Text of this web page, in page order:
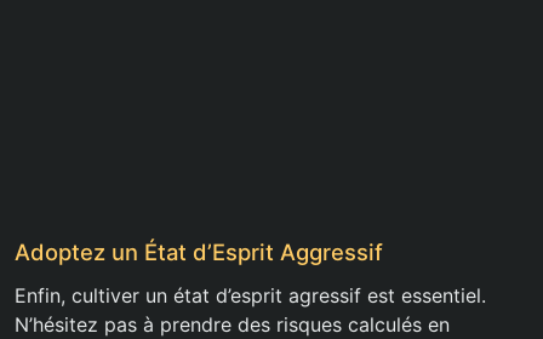
Adoptez un État d’Esprit Aggressif
Enfin, cultiver un état d’esprit agressif est essentiel.
N’hésitez pas à prendre des risques calculés en